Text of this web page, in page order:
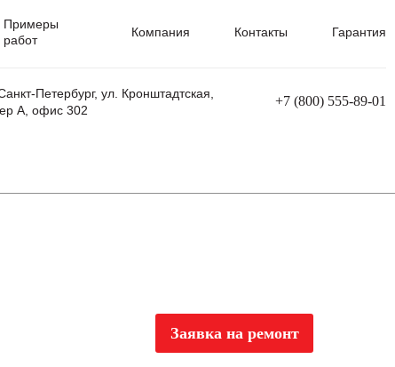
Примеры
работ
Компания Контакты Гарантия
Петербург, ул. Кронштадтская,
А, офис 302
+7 (800) 555-89-01
Заявка на ремонт